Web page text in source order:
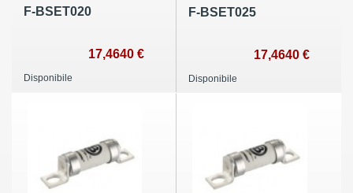
F-BSET020
17,4640 €
Disponibile
F-BSET025
17,4640 €
Disponibile